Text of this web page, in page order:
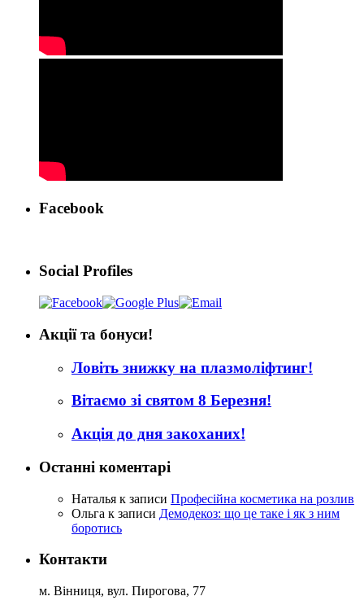
Facebook
Social Profiles
Акції та бонуси!
Ловіть знижку на плазмоліфтинг!
Вітаємо зі святом 8 Березня!
Акція до дня закоханих!
Останні коментарі
Наталья к записи Професійна косметика на розлив
Ольга к записи Демодекоз: що це таке і як з ним
боротись
Контакти
м. Вінниця, вул. Пирогова, 77